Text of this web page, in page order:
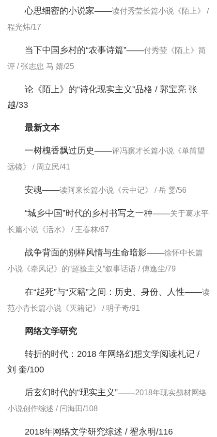
心思细密的小说家——读付秀莹长篇小说《陌上》 /
程光炜/17
当下中国乡村的“农事诗篇”——付秀莹《陌上》简
评 / 张志忠 马 婧/25
论《陌上》的“诗化现实主义”品格 / 郭宝亮 张
越/33
最新文本
一树槐香飘过历史——评冯骥才长篇小说《单筒望
远镜》 / 周立民/41
安魂——读阿来长篇小说《云中记》 / 岳 雯/56
“城乡中国”时代的乡村书写之一种——关于葛水平
长篇小说《活水》 / 王春林/67
战争背面的别样风情与生命暗影——徐怀中长篇
小说《牵风记》的“超验主义”叙事话语 / 傅逸尘/79
在“起死”与“灭籍”之间：历史、身份、人性——读
范小青长篇小说《灭籍记》 / 明子奇/91
网络文学研究
转折的时代：2018 年网络幻想文学阅读札记 /
刘 奎/100
后玄幻时代的“现实主义”——2018年现实题材网络
小说创作综述 / 闫海田/108
2018年网络文学研究综述 / 翟永明/116